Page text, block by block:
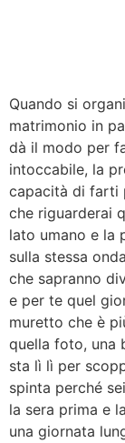
Quando si
matrimonio in
dà il modo per
intoccabile, la
capacità di farti
che riguarderai
lato umano e la
sulla stessa
che sapranno
e per te quel
muretto che è
quella foto, una
sta lì lì per
spinta perché
la sera prima e
una giornata